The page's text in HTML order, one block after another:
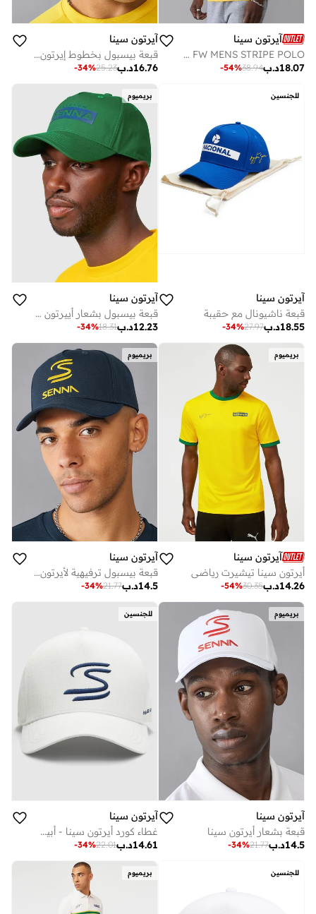
آيرتون سينا
AS FW MENS STRIPE POLO
د.ب18.07
38.94
-54%
آيرتون سينا
قبعة بيسبول بخطوط إيرتون سينا لفورمولا 1
د.ب16.76
25.23
-34%
للجنسين
آيرتون سينا
قبعة ناشيونال مع حقيبة
د.ب18.55
27.97
-34%
بريميوم
آيرتون سينا
قبعة بيسبول بشعار أييرتون سينا
د.ب12.23
18.31
-34%
بريميوم
آيرتون سينا
أيرتون سينا تيشيرت رياضي
د.ب14.26
30.35
-54%
بريميوم
آيرتون سينا
قبعة بيسبول ترفيهية لأيرتون سينا F1
د.ب14.5
21.77
-34%
بريميوم
آيرتون سينا
قبعة بشعار أيرتون سينا
د.ب14.5
21.77
-34%
للجنسين
آيرتون سينا
غطاء كورد أيرتون سينا ​​- أبيض
د.ب14.61
22.01
-34%
للجنسين بريميوم